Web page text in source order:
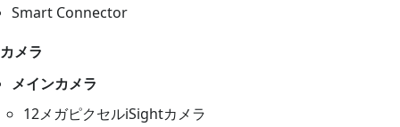
Smart Connector
カメラ
メインカメラ
12メガピクセルiSightカメラ